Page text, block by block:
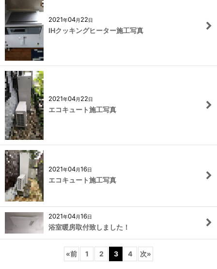
2021年04月 22日
IHクッキングヒーター施工写真
2021年04月 22日
エコキュート施工写真
2021年04月16日
エコキュート施工写真
2021年04月16日
浴室暖房取付致しました！
«前 1 2 3 4 次»